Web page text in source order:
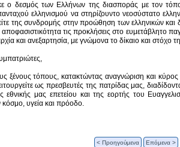
ο δεσμός των Ελλήνων της διασποράς με τον
ελληνισμού να στηρίζουντο νεοσύστατο
της συνδρομής στην προώθηση των ελληνικών και
αποφασιστικότητα τις προκλήσεις στο ευμετάβλητο
και ανεξαρτησία, με γνώμονα το δίκαιο και στόχο
ξένους τόπους, κατακτώντας αναγνώριση και κύρος
ως πρεσβευτές της πατρίδας μας,
εθνικής μας επετείου και της εορτής του
υγεία και πρόοδο.
< Προηγούμενα Επόμενα >